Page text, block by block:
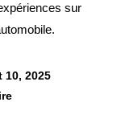
sur
10, 2025